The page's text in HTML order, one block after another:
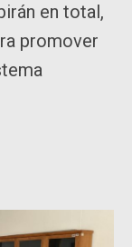
en total,
promover